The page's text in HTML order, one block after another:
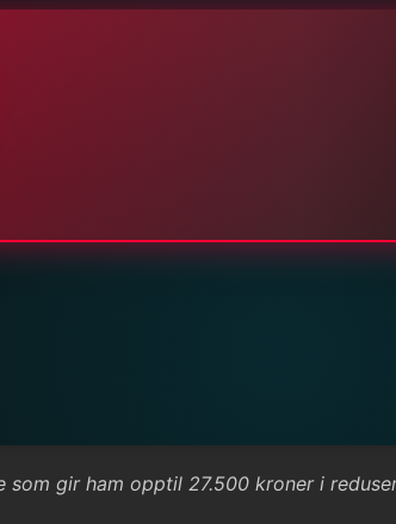
som gir ham opptil 27.500 kroner i